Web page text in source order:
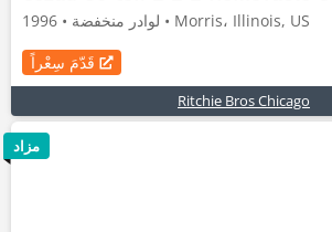
لوادر منخفضة • 1996 • Morris، Illinois, US
قَدّمَ سِعْراً
Ritchie Bros Chicago
مزاد